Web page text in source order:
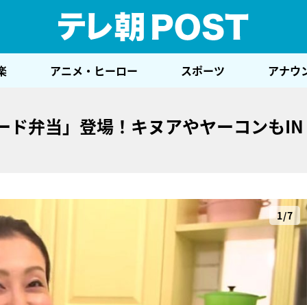
アニメ・ヒーロー スポーツ アナウ
弁当」登場！キヌアやヤーコンもIN
1/7